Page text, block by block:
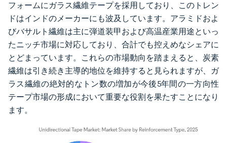
フォームにガラス繊維テープを採用しており、このトレン
ドはインドのメーカーにも波及しています。アラミドおよ
びバサルト繊維は主に弾道装甲および高温産業用途といっ
たニッチ市場に対応しており、合計でも控えめなシェアに
とどまっています。これらの市場動向を踏まえると、炭素
繊維は引き続き主導的地位を維持すると見られますが、ガ
ラス繊維の絶対的なトン数の増加が今後5年間の一方向性
テープ市場の形成において重要な役割を果たすことになり
ます。